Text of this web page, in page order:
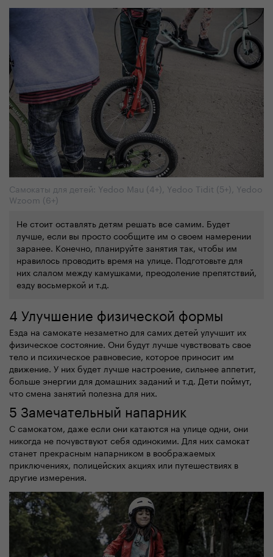
Cамокаты для детей: Yedoo Mau (4+), Yedoo Tidit (5+), Yedoo
Wzoom (6+)
Не стоит оставлять детям решать все самим. Будет
лучше, если вы просто сообщите им о своем намерении
заранее. Конечно, планируйте занятия так, чтобы им
нравилось проводить время на улице. Подготовьте для
них слалом между камушками, преодоление препятствий,
езду восьмеркой и т.д.
4 Улучшение физической формы
Езда на самокате незаметно для самих детей улучшит их
физическое состояние. Они будут лучше чувствовать свое
тело и психическое равновесие, которое приносит им
движение. У них будет лучше настроение, сильнее аппетит,
больше энергии для домашних заданий и т.д. Дети поймут,
что смена занятий полезна для них.
5 Замечательный напарник
С самокатом, даже если они катаются на улице одни, они
никогда не почувствуют себя одинокими. Для них самокат
станет прекрасным напарником в воображаемых
приключениях, полицейских акциях или путешествиях в
другие измерения.